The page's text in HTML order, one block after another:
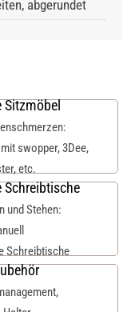
abgerundet
Sitzmöbel
swopper, 3Dee,
etc.
Schreibtische
und Stehen:
Schreibtische